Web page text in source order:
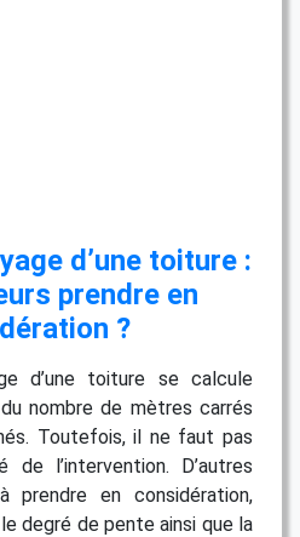
d’une toiture :
prendre en
?
d’une toiture se calcule
nombre de mètres carrés
Toutefois, il ne faut pas
l’intervention. D’autres
en considération,
degré de pente ainsi que la